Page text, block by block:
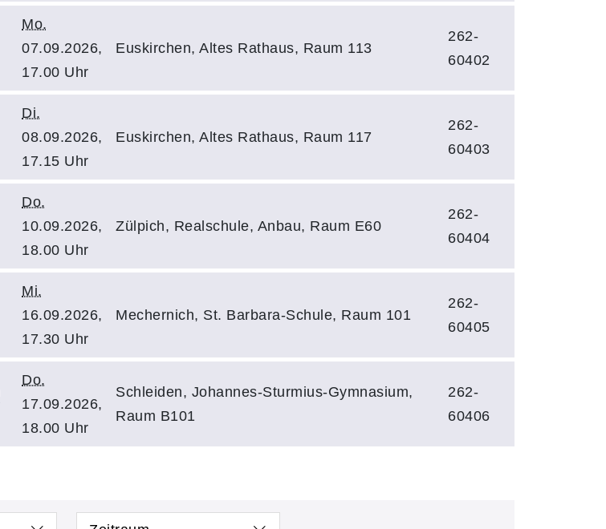
Mo.
07.09.2026,
17.00 Uhr
Euskirchen, Altes Rathaus, Raum 113
262-
60402
Di.
08.09.2026,
17.15 Uhr
Euskirchen, Altes Rathaus, Raum 117
262-
60403
Do.
10.09.2026,
18.00 Uhr
Zülpich, Realschule, Anbau, Raum E60
262-
60404
Mi.
16.09.2026,
17.30 Uhr
Mechernich, St. Barbara-Schule, Raum 101
262-
60405
Do.
17.09.2026,
18.00 Uhr
Schleiden, Johannes-Sturmius-Gymnasium,
Raum B101
262-
60406